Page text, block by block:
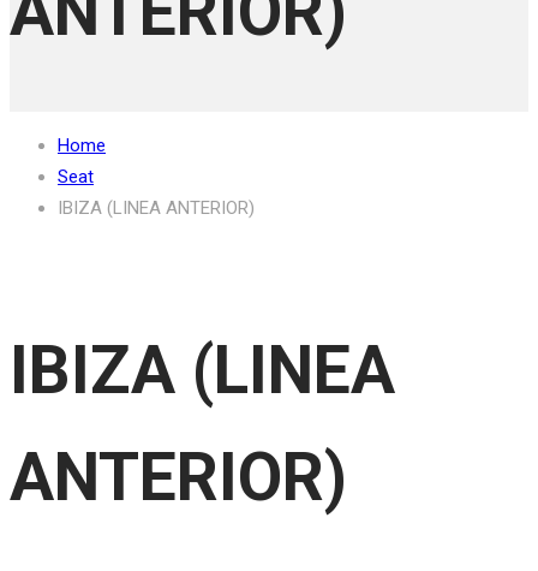
Home
Seat
IBIZA (LINEA ANTERIOR)
IBIZA (LINEA
ANTERIOR)